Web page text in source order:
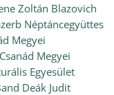
Zoltán Blazovich
Néptáncegyüttes
Megyei
Megyei
Egyesület
Deák Judit